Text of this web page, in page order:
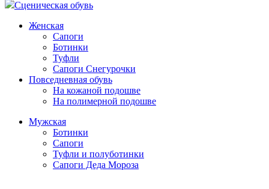
Сценическая обувь
Женская
Сапоги
Ботинки
Туфли
Сапоги Снегурочки
Повседневная обувь
На кожаной подошве
На полимерной подошве
Мужская
Ботинки
Сапоги
Туфли и полуботинки
Сапоги Деда Мороза